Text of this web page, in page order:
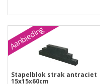
Aanbieding
Stapelblok strak antraciet
15x15x60cm